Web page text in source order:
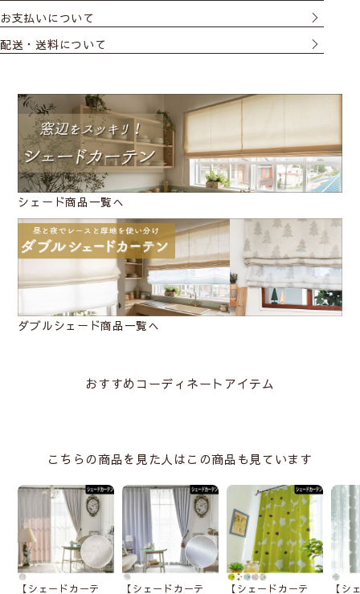
シェードカーテンは取付け方によって注文サイズが変わるの
でご注意ください。
・小窓の場合は窓枠の内側に取り付ける
がおすすめです。
カーテンレールにも取付けは可能ですが、レールに重さの負
荷がかかるのでご注意ください。（ドラム式は特に負荷が大
きいため不向きです）
必ずサイズの測り方をご一読ください。
天井付け
窓枠の内側に取付けます。
窓枠とシェード間に少し隙
間があきます。光を取りた
いキッチンやトイレの小窓
に向いています。
正面付け
漏れがなく、室内が見えま
カーテンレール付け
専用の金具でカーテンレー
お支払いについて
配送・送料について
シェード商品一覧へ
ダブルシェード商品一覧へ
おすすめコーディネートアイテム
こちらの商品を見た人はこの商品も見ています
【シェードカーテ 【シェードカーテ 【シェードカーテ 【シ